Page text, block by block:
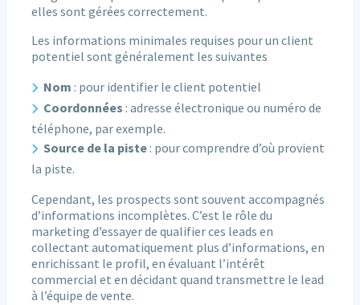
elles sont gérées correctement.
Les informations minimales requises pour un client
potentiel sont généralement les suivantes
Nom : pour identifier le client potentiel
Coordonnées : adresse électronique ou numéro de
téléphone, par exemple.
Source de la piste : pour comprendre d’où provient
la piste.
Cependant, les prospects sont souvent accompagnés
d’informations incomplètes. C’est le rôle du
marketing d’essayer de qualifier ces leads en
collectant automatiquement plus d’informations, en
enrichissant le profil, en évaluant l’intérêt
commercial et en décidant quand transmettre le lead
à l’équipe de vente.